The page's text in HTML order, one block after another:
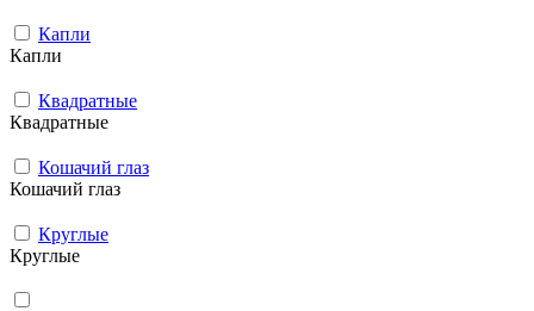
Капли
Капли
Квадратные
Квадратные
Кошачий глаз
Кошачий глаз
Круглые
Круглые